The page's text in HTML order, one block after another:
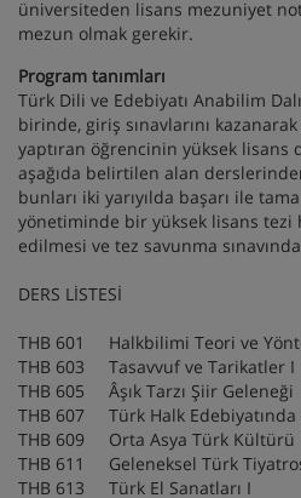
üniversiteden lisans mezuniyet
mezun olmak gerekir.
Program tanımları
Türk Dili ve Edebiyatı Anabilim
birinde, giriş sınavlarını
yaptıran öğrencinin yüksek lisans
aşağıda belirtilen alan
bunları iki yarıyılda başarı ile
yönetiminde bir yüksek lisans tezi
edilmesi ve tez savunma
DERS LİSTESİ
THB 601 Halkbilimi Teori ve
THB 603 Tasavvuf ve Tarikatler
THB 605 Âşık Tarzı Şiir Geleneği
THB 607 Türk Halk
THB 609 Orta Asya Türk
THB 611 Geleneksel Türk
THB 613 Türk El Sanatları I